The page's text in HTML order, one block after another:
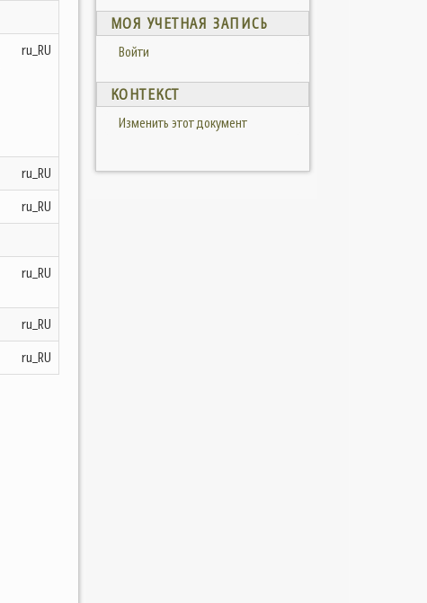
ru_RU
ru_RU
ru_RU
ru_RU
ru_RU
ru_RU
МОЯ УЧЕТНАЯ ЗАПИСЬ
Войти
КОНТЕКСТ
Изменить этот документ